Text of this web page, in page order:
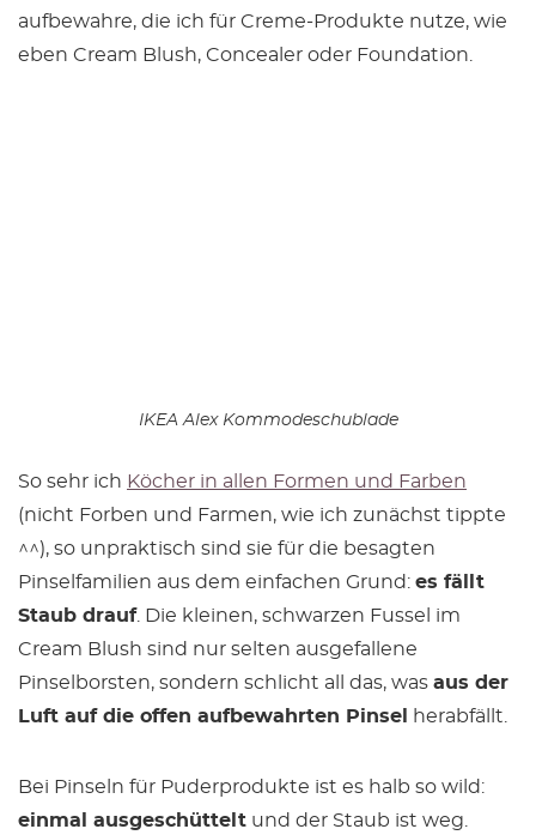
aufbewahre, die ich für Creme-Produkte nutze, wie
eben Cream Blush, Concealer oder Foundation.
IKEA Alex Kommodeschublade
So sehr ich Köcher in allen Formen und Farben
(nicht Forben und Farmen, wie ich zunächst tippte
^^), so unpraktisch sind sie für die besagten
Pinselfamilien aus dem einfachen Grund: es fällt
Staub drauf. Die kleinen, schwarzen Fussel im
Cream Blush sind nur selten ausgefallene
Pinselborsten, sondern schlicht all das, was aus der
Luft auf die offen aufbewahrten Pinsel
herabfällt.
Bei Pinseln für Puderprodukte ist es halb so wild:
einmal ausgeschüttelt und der Staub ist weg.